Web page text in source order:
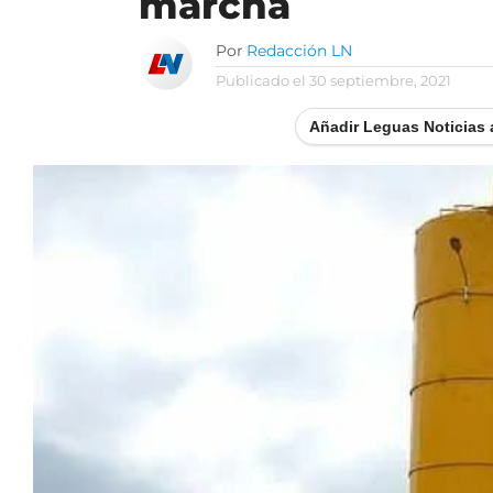
Por Redacción LN
Publicado el 30 septiembre, 2021
Añadir Leguas Noticias